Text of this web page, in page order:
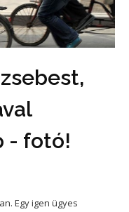
- fotó!
Egy igen ügyes